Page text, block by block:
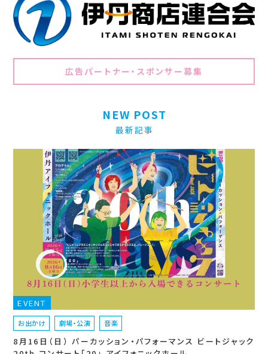
広告パートナー・スポンサー募集
NEW POST
最新記事
EVENT
お出かけ 劇場・公演 音楽
8月16日（日） パーカッション・パフォーマンス ビートジャック